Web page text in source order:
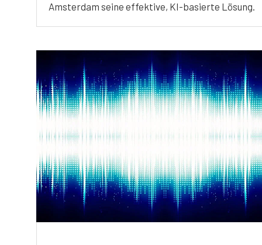
Amsterdam seine effektive, KI-basierte Lösung.